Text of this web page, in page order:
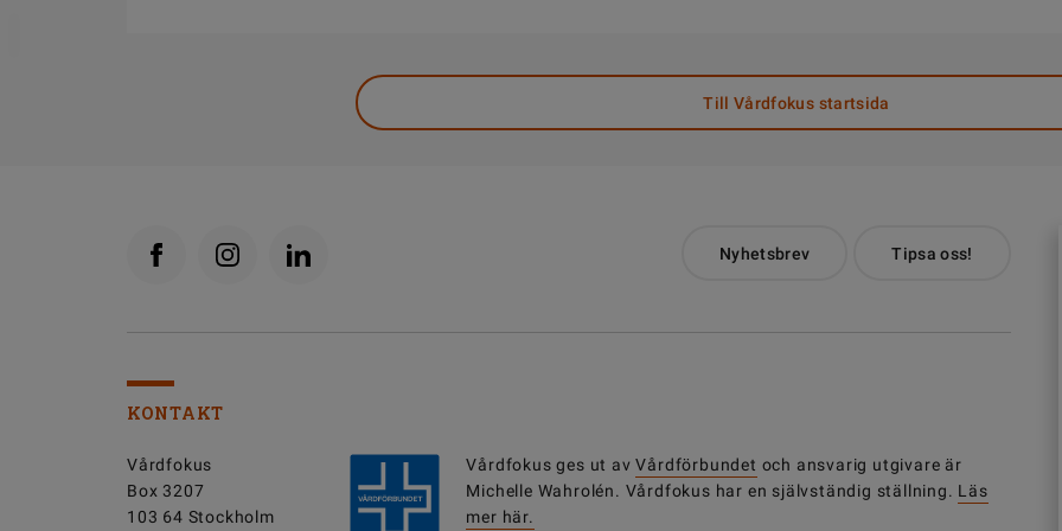
Till Vårdfokus startsida
Nyhetsbrev Tipsa oss!
KONTAKT
Vårdfokus
Box 3207
103 64 Stockholm
Vårdfokus ges ut avVårdförbundet och ansvarig utgivare är
Michelle Wahrolén. Vårdfokus har en självständig ställning. Läs
mer här.